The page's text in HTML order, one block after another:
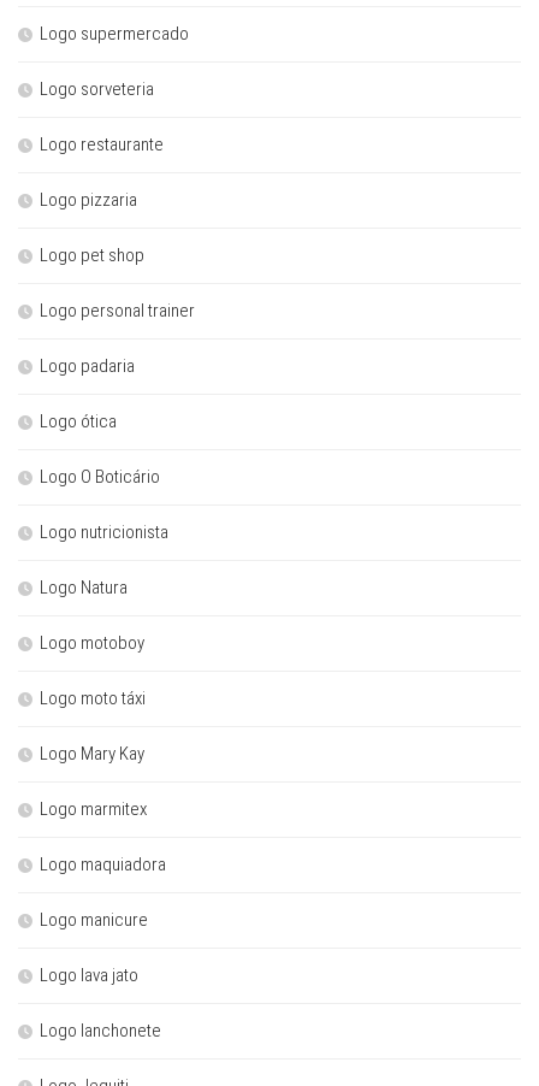
Logo supermercado
Logo sorveteria
Logo restaurante
Logo pizzaria
Logo pet shop
Logo personal trainer
Logo padaria
Logo ótica
Logo O Boticário
Logo nutricionista
Logo Natura
Logo motoboy
Logo moto táxi
Logo Mary Kay
Logo marmitex
Logo maquiadora
Logo manicure
Logo lava jato
Logo lanchonete